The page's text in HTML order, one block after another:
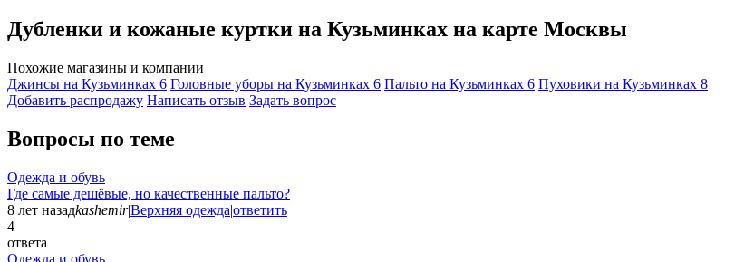
Дубленки и кожаные куртки на Кузьминках на карте Москвы
Похожие магазины и компании
Джинсы на Кузьминках 6 Головные уборы на Кузьминках 6 Пальто на Кузьминках 6 Пуховики на Кузьминках 8
Добавить раcпродажу Написать отзыв Задать вопрос
Вопросы по теме
Одежда и обувь
Где самые дешёвые, но качественные пальто?
8 лет назадkashemir|Верхняя одежда|ответить
4
ответа
Одежда и обувь